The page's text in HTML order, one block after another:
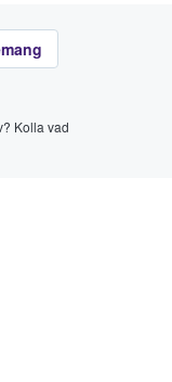
Kolla vad